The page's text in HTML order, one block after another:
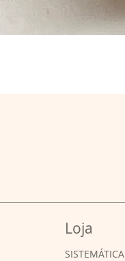
Loja
SISTEMÁTICA